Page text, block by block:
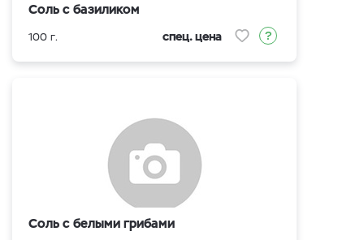
Соль с базиликом
100 г. спец. цена
Соль с белыми грибами